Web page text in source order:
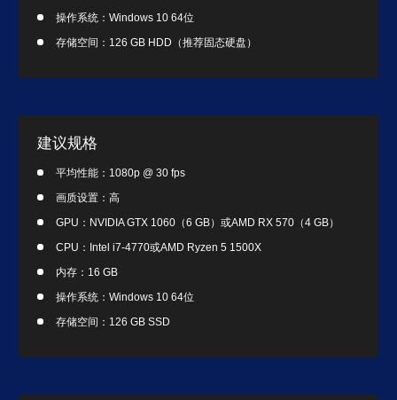
操作系统：Windows 10 64位
存储空间：126 GB HDD（推荐固态硬盘）
建议规格
平均性能：1080p @ 30 fps
画质设置：高
GPU：NVIDIA GTX 1060（6 GB）或AMD RX 570（4 GB）
CPU：Intel i7-4770或AMD Ryzen 5 1500X
内存：16 GB
操作系统：Windows 10 64位
存储空间：126 GB SSD